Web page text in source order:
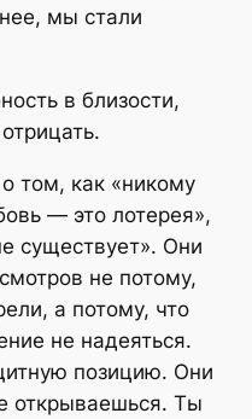
мы стали
в близости,
том, как «никому
— это лотерея»,
существует». Они
не потому,
а потому, что
не надеяться.
позицию. Они
открываешься. Ты